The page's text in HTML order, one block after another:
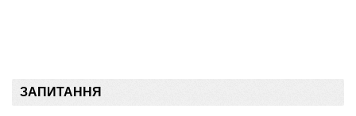
ЗАПИТАННЯ